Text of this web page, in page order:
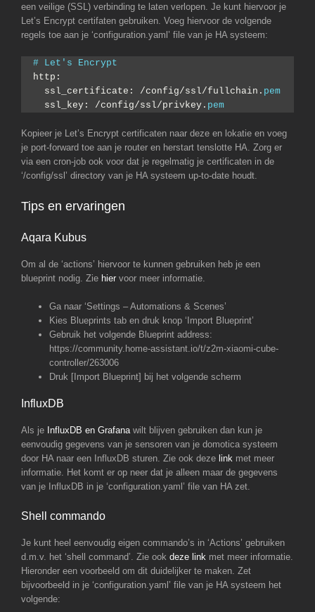
een veilige (SSL) verbinding te laten verlopen. Je kunt hiervoor je
Let’s Encrypt certifaten gebruiken. Voeg hiervoor de volgende
regels toe aan je ‘configuration.yaml’ file van je HA systeem:
# Let's Encrypt
http:
  ssl_certificate: /config/ssl/fullchain.
pem
  ssl_key: /config/ssl/privkey.
pem
Kopieer je Let’s Encrypt certificaten naar deze en lokatie en voeg
je port-forward toe aan je router en herstart tenslotte HA. Zorg er
via een cron-job ook voor dat je regelmatig je certificaten in de
‘/config/ssl’ directory van je HA systeem up-to-date houdt.
Tips en ervaringen
Aqara Kubus
Om al de ‘actions’ hiervoor te kunnen gebruiken heb je een
blueprint nodig. Zie hier voor meer informatie.
Ga naar ‘Settings – Automations & Scenes’
Kies Blueprints tab en druk knop ‘Import Blueprint’
Gebruik het volgende Blueprint address:
https://community.home-assistant.io/t/z2m-xiaomi-cube-
controller/263006
Druk [Import Blueprint] bij het volgende scherm
InfluxDB
Als je InfluxDB en Grafanawilt blijven gebruiken dan kun je
eenvoudig gegevens van je sensoren van je domotica systeem
door HA naar een InfluxDB sturen. Zie ook deze link met meer
informatie. Het komt er op neer dat je alleen maar de gegevens
van je InfluxDB in je ‘configuration.yaml’ file van HA zet.
Shell commando
Je kunt heel eenvoudig eigen commando’s in ‘Actions’ gebruiken
d.m.v. het ‘shell command’. Zie ook deze link met meer informatie.
Hieronder een voorbeeld om dit duidelijker te maken. Zet
bijvoorbeeld in je ‘configuration.yaml’ file van je HA systeem het
volgende: